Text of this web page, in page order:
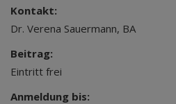
Kontakt:
Dr. Verena Sauermann, BA
Beitrag:
Eintritt frei
Anmeldung bis: